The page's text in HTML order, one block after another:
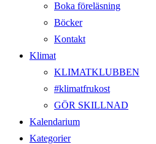
Boka föreläsning
Böcker
Kontakt
Klimat
KLIMATKLUBBEN
#klimatfrukost
GÖR SKILLNAD
Kalendarium
Kategorier